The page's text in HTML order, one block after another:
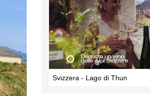
Svizzera - Lago di Thun